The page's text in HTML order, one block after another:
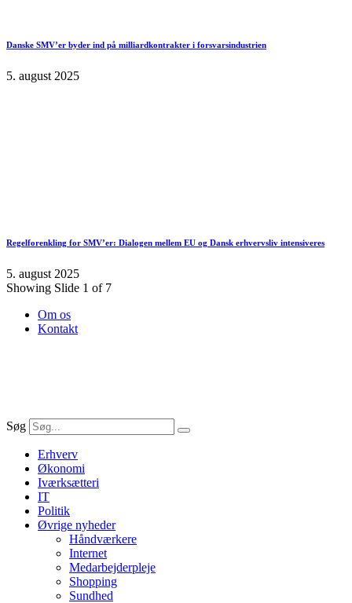
Danske SMV’er byder ind på milliardkontrakter i forsvarsindustrien
5. august 2025
Regelforenkling for SMV’er: Dialogen mellem EU og Dansk erhvervsliv intensiveres
5. august 2025
Showing Slide 1 of 7
Om os
Kontakt
Søg
Erhverv
Økonomi
Iværksætteri
IT
Politik
Øvrige nyheder
Håndværkere
Internet
Medarbejderpleje
Shopping
Sundhed